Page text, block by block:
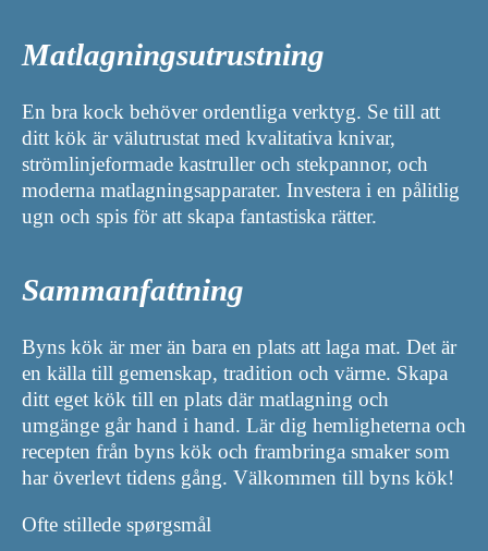
Matlagningsutrustning
En bra kock behöver ordentliga verktyg. Se till att
ditt kök är välutrustat med kvalitativa knivar,
strömlinjeformade kastruller och stekpannor, och
moderna matlagningsapparater. Investera i en pålitlig
ugn och spis för att skapa fantastiska rätter.
Sammanfattning
Byns kök är mer än bara en plats att laga mat. Det är
en källa till gemenskap, tradition och värme. Skapa
ditt eget kök till en plats där matlagning och
umgänge går hand i hand. Lär dig hemligheterna och
recepten från byns kök och frambringa smaker som
har överlevt tidens gång. Välkommen till byns kök!
Ofte stillede spørgsmål